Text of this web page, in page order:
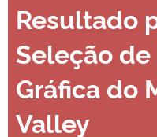
Resultado
Seleção
Gráfica do
Valley